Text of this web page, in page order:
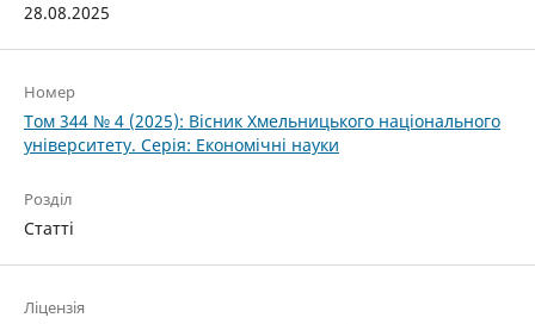
28.08.2025
Номер
Том 344 № 4 (2025): Вісник Хмельницького національного
університету. Серія: Економічні науки
Розділ
Статті
Ліцензія